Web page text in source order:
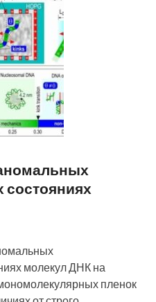
молекул ДНК на
пленок